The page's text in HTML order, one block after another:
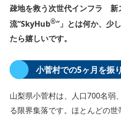
疎地を救う次世代インフラ 新
流“SkyHub®︎″」とは何か、少
たら嬉しいです。
小菅村での5ヶ月を振
山梨県小菅村は、人口700名弱
る限界集落です。ほとんどの